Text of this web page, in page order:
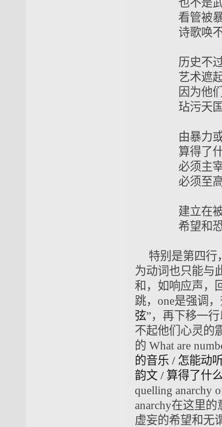
看管被暴
诗歌唤不
历史不过
艺术遮起
因为他们
玷污天国
由暴力或
算得了什
必须主宰
必须至高
建立在
希望和恐
特别是第四行
为动词也只能与
和，如响应声，
跳，one是强调
弦”，再下移一
不起他们心灵的
的 What are
的音乐 / 怎能动
韵文 / 算得了什
quelling anarchy
anarchy在这里
虚妄的希望和无